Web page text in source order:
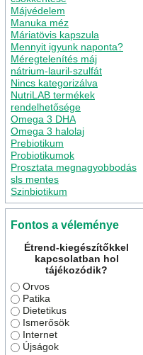
Májvédelem
Manuka méz
Máriatövis kapszula
Mennyit igyunk naponta?
Méregtelenítés máj
nátrium-lauril-szulfát
Nincs kategorizálva
NutriLAB termékek
rendelhetősége
Omega 3 DHA
Omega 3 halolaj
Prebiotikum
Probiotikumok
Prosztata megnagyobbodás
sls mentes
Szinbiotikum
Fontos a véleménye
Étrend-kiegészítőkkel
kapcsolatban hol
tájékozódik?
Orvos
Patika
Dietetikus
Ismerősök
Internet
Újságok